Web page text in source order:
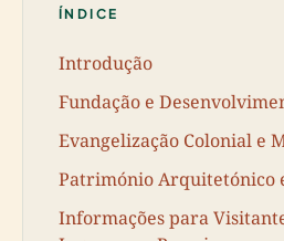
ÍNDICE
Introdução
Fundação e
Evangelização Colonial e
Património Arquitetónico
Informações para